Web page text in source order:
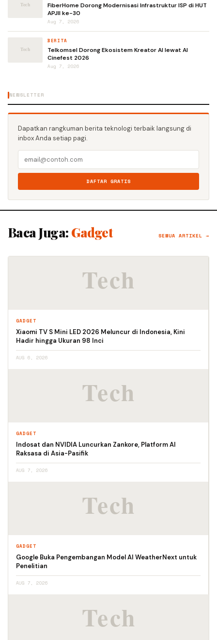
FiberHome Dorong Modernisasi Infrastruktur ISP di HUT
APJII ke-30
Aug 7, 2026
BERITA
Telkomsel Dorong Ekosistem Kreator AI lewat AI
Cinefest 2026
Aug 7, 2026
NEWSLETTER
Dapatkan rangkuman berita teknologi terbaik langsung di
inbox Anda setiap pagi.
DAFTAR GRATIS
Baca Juga: Gadget SEMUA ARTIKEL →
GADGET
Xiaomi TV S Mini LED 2026 Meluncur di Indonesia, Kini
Hadir hingga Ukuran 98 Inci
AUG 6, 2026
GADGET
Indosat dan NVIDIA Luncurkan Zankore, Platform AI
Raksasa di Asia-Pasifik
AUG 7, 2026
GADGET
Google Buka Pengembangan Model AI WeatherNext untuk
Penelitian
AUG 7, 2026